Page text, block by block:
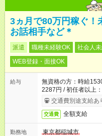
3ヵ月で80万円稼ぐ！
お話相手など＊
派遣 職種未経験OK 社会人
WEB登録・面接OK
給与
無資格の方：時給
2287円 / 初任者以上
交通費別途支給あ
交通費 全額支給
勤務地
東京都稲城市